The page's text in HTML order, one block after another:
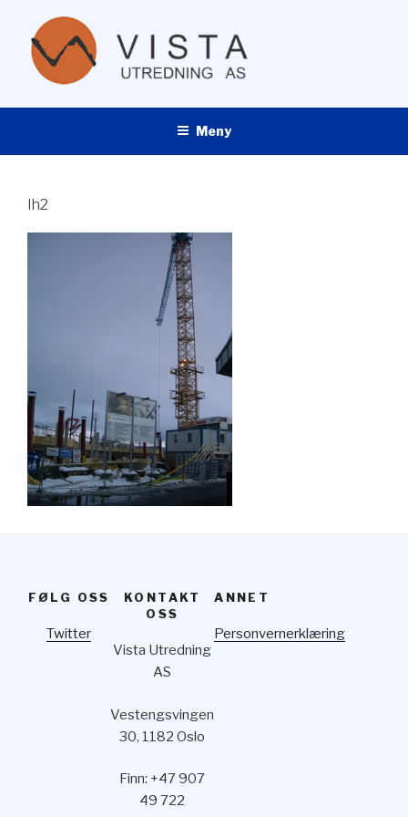
innhold
VISTA UTREDNING AS
Meny
lh2
FØLG OSS
Twitter
KONTAKT
OSS
Vista Utredning
AS
Vestengsvingen
30, 1182 Oslo
Finn: +47 907
49 722
ANNET
Personvernerklæring